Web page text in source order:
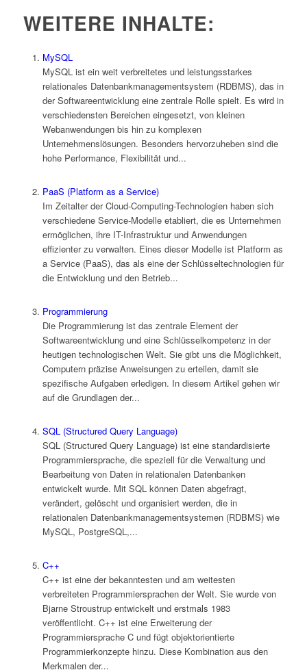
WEITERE INHALTE:
MySQL
MySQL ist ein weit verbreitetes und leistungsstarkes
relationales Datenbankmanagementsystem (RDBMS), das in
der Softwareentwicklung eine zentrale Rolle spielt. Es wird in
verschiedensten Bereichen eingesetzt, von kleinen
Webanwendungen bis hin zu komplexen
Unternehmenslösungen. Besonders hervorzuheben sind die
hohe Performance, Flexibilität und...
PaaS (Platform as a Service)
Im Zeitalter der Cloud-Computing-Technologien haben sich
verschiedene Service-Modelle etabliert, die es Unternehmen
ermöglichen, ihre IT-Infrastruktur und Anwendungen
effizienter zu verwalten. Eines dieser Modelle ist Platform as
a Service (PaaS), das als eine der Schlüsseltechnologien für
die Entwicklung und den Betrieb...
Programmierung
Die Programmierung ist das zentrale Element der
Softwareentwicklung und eine Schlüsselkompetenz in der
heutigen technologischen Welt. Sie gibt uns die Möglichkeit,
Computern präzise Anweisungen zu erteilen, damit sie
spezifische Aufgaben erledigen. In diesem Artikel gehen wir
auf die Grundlagen der...
SQL (Structured Query Language)
SQL (Structured Query Language) ist eine standardisierte
Programmiersprache, die speziell für die Verwaltung und
Bearbeitung von Daten in relationalen Datenbanken
entwickelt wurde. Mit SQL können Daten abgefragt,
verändert, gelöscht und organisiert werden, die in
relationalen Datenbankmanagementsystemen (RDBMS) wie
MySQL, PostgreSQL,...
C++
C++ ist eine der bekanntesten und am weitesten
verbreiteten Programmiersprachen der Welt. Sie wurde von
Bjarne Stroustrup entwickelt und erstmals 1983
veröffentlicht. C++ ist eine Erweiterung der
Programmiersprache C und fügt objektorientierte
Programmierkonzepte hinzu. Diese Kombination aus den
Merkmalen der...